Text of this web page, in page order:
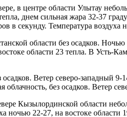
в центре области Улытау
днем сильная жара 32-37
в секунду. Температура
области без осадков.
области 23 тепла. В Усть-
Ветер северо-западный 9-
облачность, без осадков. Ветер
Кызылординской области
ночью 22-27, на востоке